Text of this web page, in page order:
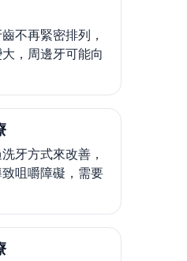
不再緊密排列，
，周邊牙可能向
牙方式來改善，
咀嚼障礙，需要